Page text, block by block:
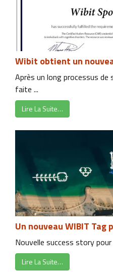
Wibit obtient un
Après un long processus
faite ...
Lire La Suite…
Un nouveau WIBIT Tag
Nouvelle success story
Lire La Suite…